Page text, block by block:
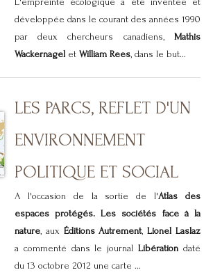
L'empreinte écologique a été inventée et
développée dans le courant des années 1990
par deux chercheurs canadiens, Mathis
Wackernagelet William Rees, dans le but...
LES PARCS, REFLET D'UN
ENVIRONNEMENT
POLITIQUE ET SOCIAL
A l'occasion de la sortie de l'Atlas des
espaces protégés. Les sociétés face à la
nature, aux Éditions Autrement,Lionel Laslaz
a commenté dans le journalLibérationdaté
du 13 octobre 2012 une carte ...